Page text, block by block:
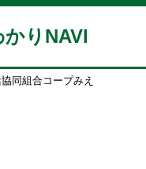
りNAVI
同組合コープみえ